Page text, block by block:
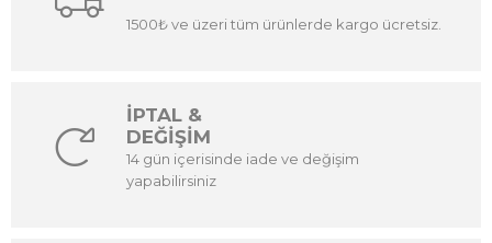
1500₺ ve üzeri tüm ürünlerde kargo ücretsiz.
İPTAL &
DEĞİŞİM
14 gün içerisinde iade ve değişim
yapabilirsiniz